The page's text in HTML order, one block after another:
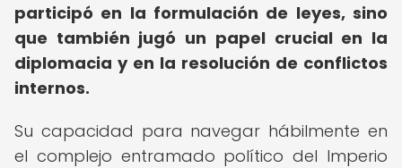
participó en la formulación de leyes, sino
que también jugó un papel crucial en la
diplomacia y en la resolución de conflictos
internos.
Su capacidad para navegar hábilmente en
el complejo entramado político del Imperio